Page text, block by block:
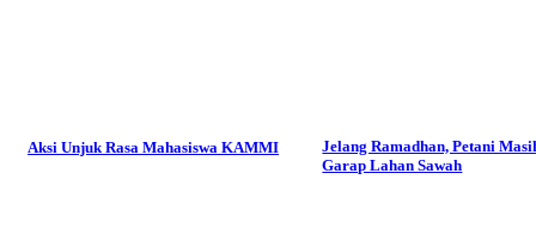
Aksi Unjuk Rasa Mahasiswa KAMMI
Jelang Ramadhan, Petani
Garap Lahan Sawah